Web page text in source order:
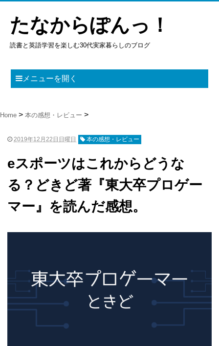
たなからぽんっ！
読書と英語学習を楽しむ30代実家暮らしのブログ
メニューを開く
Home 本の感想・レビュー
2019年12月22日日曜日 本の感想・レビュー
eスポーツはこれからどうな
る？どきど著『東大卒プロゲー
マー』を読んだ感想。